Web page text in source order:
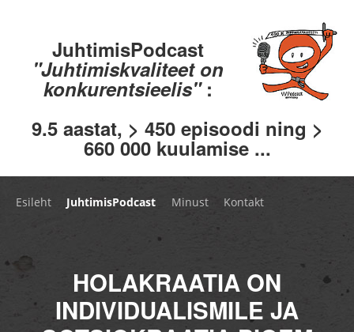
JuhtimisPodcast
"Juhtimiskvaliteet on
konkurentsieelis" :
9.5 aastat, > 450 episoodi ning >
660 000 kuulamise ...
Esileht JuhtimisPodcast Minust Kontakt
HOLAKRAATIA ON
INDIVIDUALISMILE JA